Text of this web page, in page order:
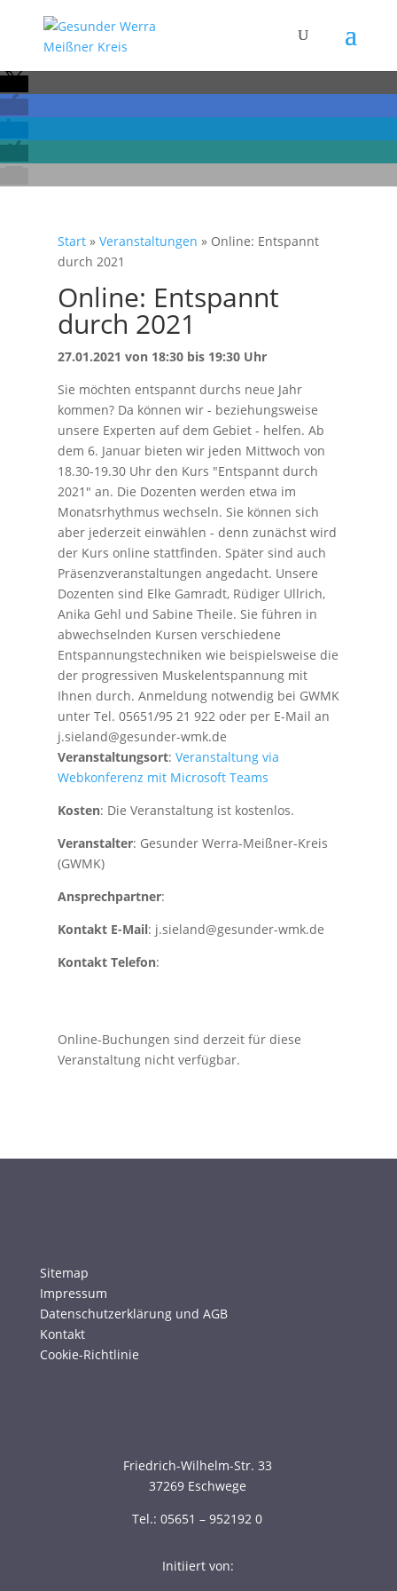
Start » Veranstaltungen » Online: Entspannt
durch 2021
Online: Entspannt
durch 2021
27.01.2021 von 18:30 bis 19:30 Uhr
Sie möchten entspannt durchs neue Jahr
kommen? Da können wir - beziehungsweise
unsere Experten auf dem Gebiet - helfen. Ab
dem 6. Januar bieten wir jeden Mittwoch von
18.30-19.30 Uhr den Kurs "Entspannt durch
2021" an. Die Dozenten werden etwa im
Monatsrhythmus wechseln. Sie können sich
aber jederzeit einwählen - denn zunächst wird
der Kurs online stattfinden. Später sind auch
Präsenzveranstaltungen angedacht. Unsere
Dozenten sind Elke Gamradt, Rüdiger Ullrich,
Anika Gehl und Sabine Theile. Sie führen in
abwechselnden Kursen verschiedene
Entspannungstechniken wie beispielsweise die
der progressiven Muskelentspannung mit
Ihnen durch. Anmeldung notwendig bei GWMK
unter Tel. 05651/95 21 922 oder per E-Mail an
j.sieland@gesunder-wmk.de
Veranstaltungsort: Veranstaltung via
Webkonferenz mit Microsoft Teams
Kosten: Die Veranstaltung ist kostenlos.
Veranstalter: Gesunder Werra-Meißner-Kreis
(GWMK)
Ansprechpartner:
Kontakt E-Mail: j.sieland@gesunder-wmk.de
Kontakt Telefon:
Online-Buchungen sind derzeit für diese
Veranstaltung nicht verfügbar.
Sitemap
Impressum
Datenschutzerklärung und AGB
Kontakt
Cookie-Richtlinie
Friedrich-Wilhelm-Str. 33
37269 Eschwege
Tel.: 05651 – 952192 0
Initiiert von: